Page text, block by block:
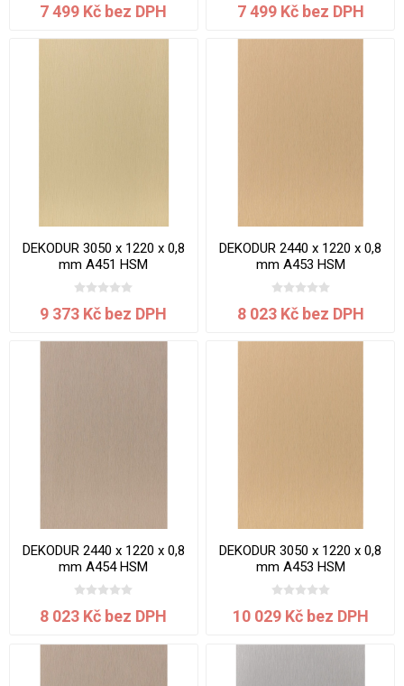
7 499 Kč bez DPH 7 499 Kč bez DPH
DEKODUR 3050 x 1220 x 0,8
mm A451 HSM
9 373 Kč bez DPH
DEKODUR 2440 x 1220 x 0,8
mm A453 HSM
8 023 Kč bez DPH
DEKODUR 2440 x 1220 x 0,8
mm A454 HSM
8 023 Kč bez DPH
DEKODUR 3050 x 1220 x 0,8
mm A453 HSM
10 029 Kč bez DPH